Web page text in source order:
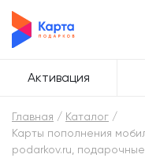
Активация
Главная
Каталог
Карты пополнения
podarkov.ru,